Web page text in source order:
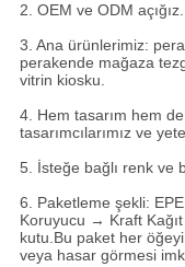
2. OEM ve ODM açığız.
3. Ana ürünlerimiz:
perakende mağaza
vitrin kiosku.
4. Hem tasarım hem
tasarımcılarımız ve
5. İsteğe bağlı renk ve
6. Paketleme şekli:
Koruyucu → Kraft
kutu.Bu paket her
veya hasar görmesi